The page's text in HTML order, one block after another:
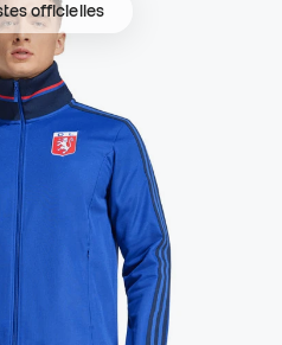
officielles